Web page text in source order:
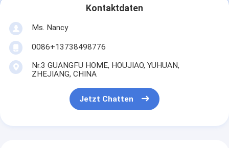
Kontaktdaten
Ms. Nancy
0086+13738498776
Nr.3 GUANGFU HOME, HOUJIAO, YUHUAN,
ZHEJIANG, CHINA
Jetzt Chatten